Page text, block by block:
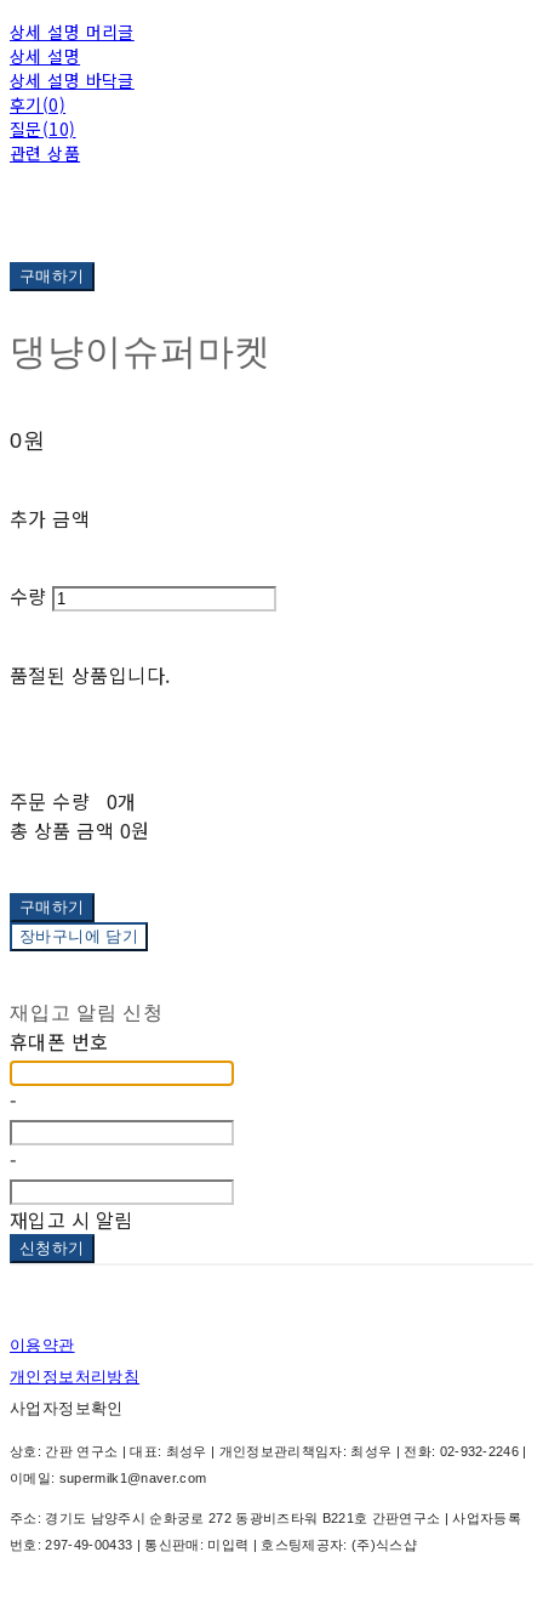
상세 설명 머리글
상세 설명
상세 설명 바닥글
후기(0)
질문(10)
관련 상품
구매하기
댕냥이슈퍼마켓
0원
추가 금액
수량
품절된 상품입니다.
주문 수량 0개
총 상품 금액 0원
구매하기
장바구니에 담기
재입고 알림 신청
휴대폰 번호
-
-
재입고 시 알림
신청하기
이용약관
개인정보처리방침
사업자정보확인
상호: 간판 연구소 | 대표: 최성우 | 개인정보관리책임자: 최성우 | 전화: 02-932-2246 |
이메일: supermilk1@naver.com
주소: 경기도 남양주시 순화궁로 272 동광비즈타워 B221호 간판연구소 | 사업자등록
번호:297-49-00433 | 통신판매: 미입력 | 호스팅제공자: (주)식스샵